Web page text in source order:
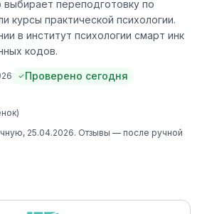
выбирает переподготовку по
курсы практической психологии.
в институт психологии смарт инк
кодов.
Проверено сегодня
)
, 25.04.2026. Отзывы — после ручной